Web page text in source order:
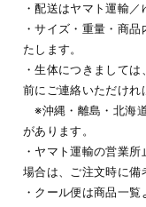
・配送はヤマト運輸
・サイズ・重量・商
たします。
・生体につきまして
前にご連絡いただけれ
※沖縄・離島・北海
があります。
・ヤマト運輸の営業
場合は、ご注文時に備
・クール便は商品一